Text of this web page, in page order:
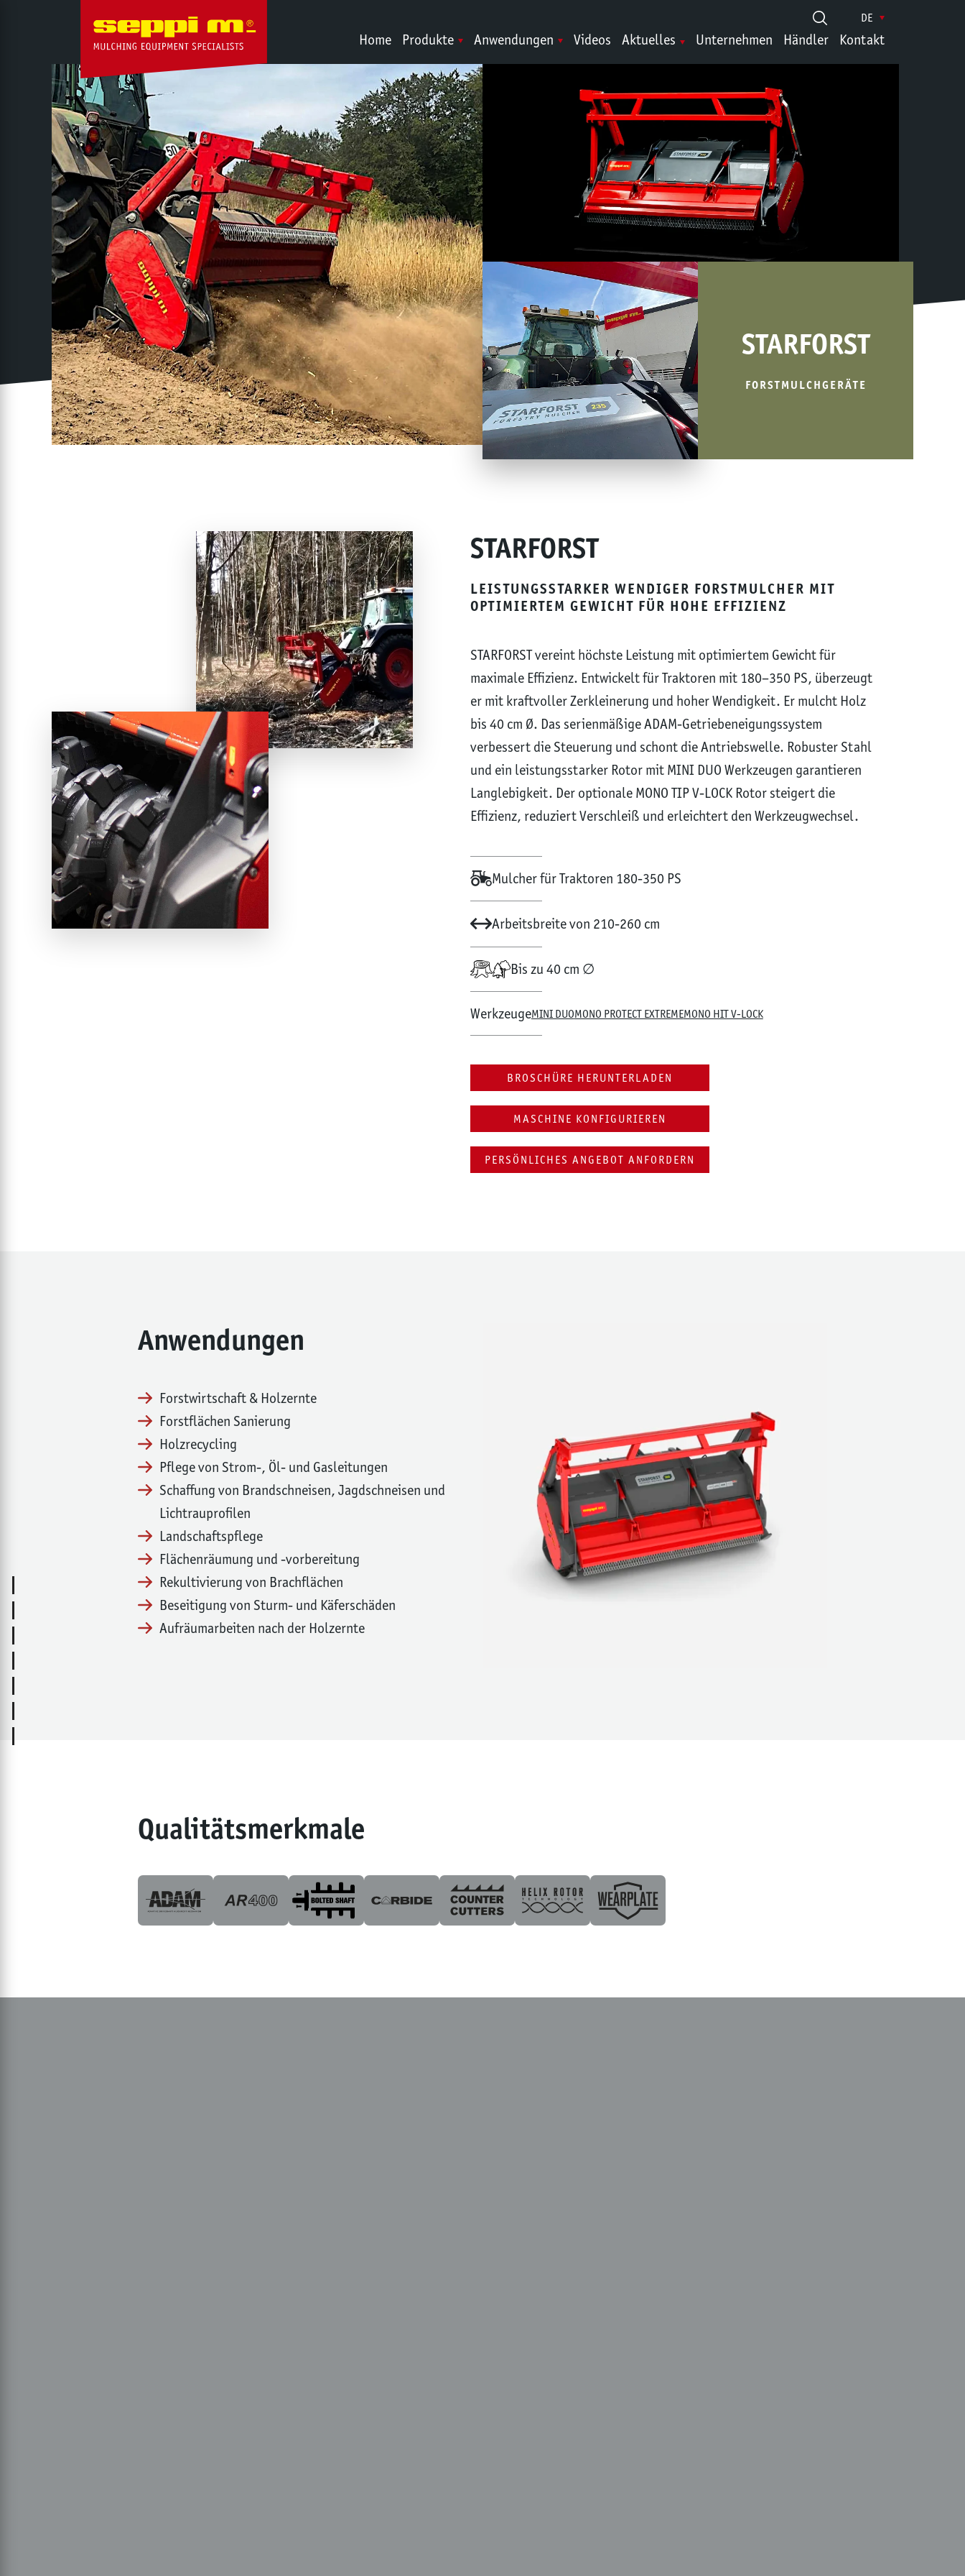
Home Produkte Anwendungen Videos Aktuelles Unternehmen Händler Kontakt
DE
STARFORST
FORSTMULCHGERÄTE
STARFORST
LEISTUNGSSTARKER WENDIGER FORSTMULCHER MIT
OPTIMIERTEM GEWICHT FÜR HOHE EFFIZIENZ
STARFORST vereint höchste Leistung mit optimiertem Gewicht für
maximale Effizienz. Entwickelt für Traktoren mit 180–350 PS, überzeugt
er mit kraftvoller Zerkleinerung und hoher Wendigkeit. Er mulcht Holz
bis 40 cm Ø. Das serienmäßige ADAM-Getriebeneigungssystem
verbessert die Steuerung und schont die Antriebswelle. Robuster Stahl
und ein leistungsstarker Rotor mit MINI DUO Werkzeugen garantieren
Langlebigkeit. Der optionale MONO TIP V-LOCK Rotor steigert die
Effizienz, reduziert Verschleiß und erleichtert den Werkzeugwechsel.
Mulcher für Traktoren 180-350 PS
Arbeitsbreite von 210-260 cm
Bis zu 40 cm ∅
WerkzeugeMINI DUOMONO PROTECT EXTREMEMONO HIT V-LOCK
BROSCHÜRE HERUNTERLADEN
MASCHINE KONFIGURIEREN
Anwendungen
Forstwirtschaft & Holzernte
Forstflächen Sanierung
Holzrecycling
Pflege von Strom-, Öl- und Gasleitungen
Schaffung von Brandschneisen, Jagdschneisen und
Lichtrauprofilen
Landschaftspflege
Flächenräumung und -vorbereitung
Rekultivierung von Brachflächen
Beseitigung von Sturm- und Käferschäden
Aufräumarbeiten nach der Holzernte
Qualitätsmerkmale